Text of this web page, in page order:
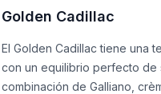
Golden Cadillac
El Golden Cadillac tiene una
con un equilibrio perfecto de
combinación de Galliano,